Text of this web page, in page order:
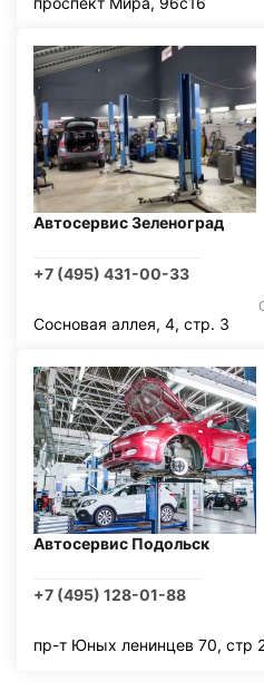
Автосервис Зеленоград
+7 (495) 431-00-33
Сосновая аллея, 4, стр. 3
Автосервис Подольск
+7 (495) 128-01-88
пр-т Юных ленинцев 70, стр